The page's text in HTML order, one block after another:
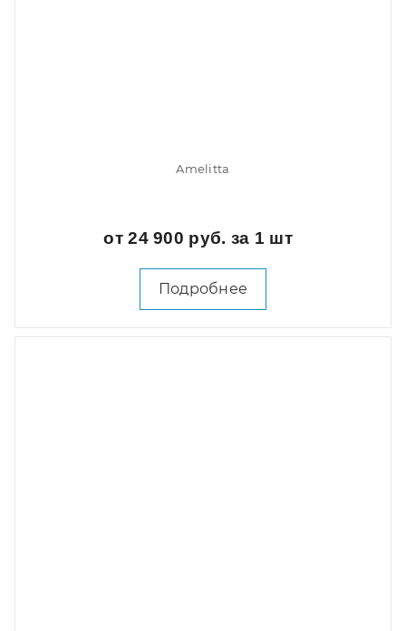
Amelitta
от 24 900 руб. за 1 шт
Подробнее